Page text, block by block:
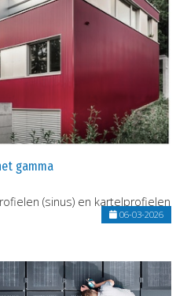
gamma
(sinus) en kartelprofielen
06-03-2026